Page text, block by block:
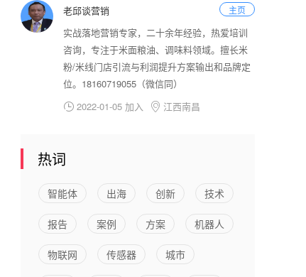
主页
老邱谈营销
实战落地营销专家，二十余年经验，热爱培训
咨询，专注于米面粮油、调味料领域。擅长米
粉/米线门店引流与利润提升方案输出和品牌定
位。18160719055（微信同）
 2022-01-05 加入  江西南昌
热词
智能体 出海 创新 技术
报告 案例 方案 机器人
物联网 传感器 城市